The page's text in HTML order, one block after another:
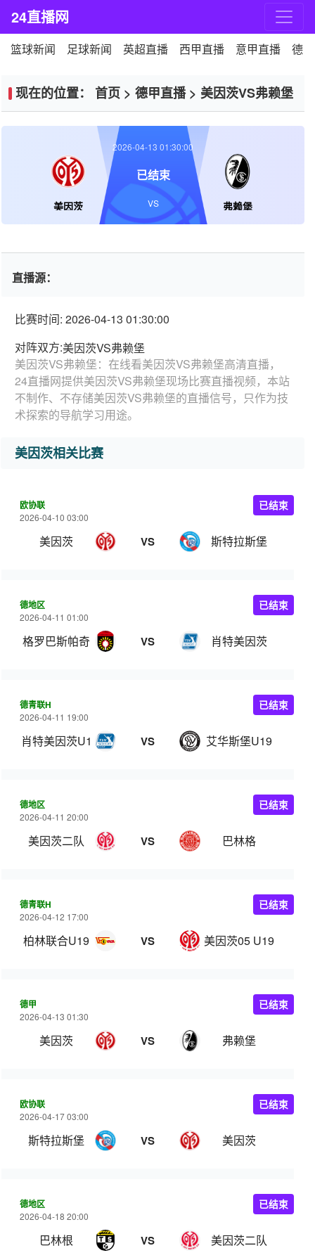
24直播网
篮球新闻 足球新闻 英超直播 西甲直播 意甲直播 德
现在的位置： 首页 > 德甲直播> 美因茨VS弗赖堡
美因茨 弗赖堡
2026-04-13 01:30:00
已结束
VS
直播源：
比赛时间: 2026-04-13 01:30:00
对阵双方:美因茨VS弗赖堡
美因茨VS弗赖堡：在线看美因茨VS弗赖堡高清直播，
24直播网提供美因茨VS弗赖堡现场比赛直播视频，本站
不制作、不存储美因茨VS弗赖堡的直播信号，只作为技
术探索的导航学习用途。
美因茨相关比赛
欧协联
2026-04-10 03:00
美因茨 VS 斯特拉斯堡
已结束
德地区
2026-04-11 01:00
格罗巴斯帕奇 VS 肖特美因茨
已结束
德青联H
2026-04-11 19:00
肖特美因茨U19 VS 艾华斯堡U19
已结束
德地区
2026-04-11 20:00
美因茨二队 VS 巴林格
已结束
德青联H
2026-04-12 17:00
柏林联合U19 VS 美因茨05 U19
已结束
德甲
2026-04-13 01:30
美因茨 VS 弗赖堡
已结束
欧协联
2026-04-17 03:00
斯特拉斯堡 VS 美因茨
已结束
德地区
2026-04-18 20:00
巴林根 VS 美因茨二队
已结束